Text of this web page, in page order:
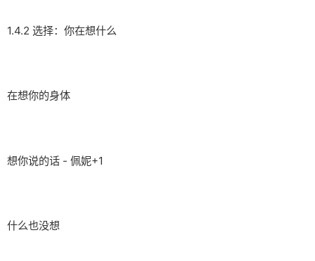
1.4.2 选择：你在想什么
在想你的身体
想你说的话 - 佩妮+1
什么也没想